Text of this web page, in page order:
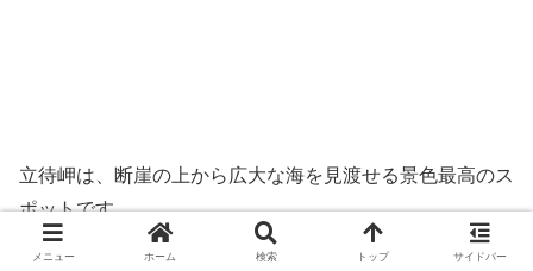
立待岬は、断崖の上から広大な海を見渡せる景色最高のス
ポットです。
メニュー ホーム 検索 トップ サイドバー